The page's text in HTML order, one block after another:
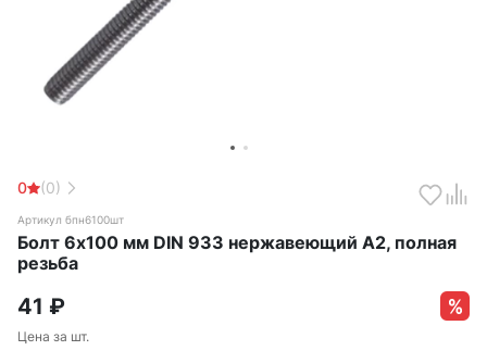
0 (0)
Артикул бпн6100шт
Болт 6х100 мм DIN 933 нержавеющий А2, полная
резьба
41 ₽
Цена за шт.